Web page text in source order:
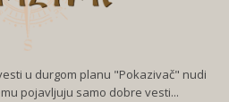
u durgom planu "Pokazivač" nudi
pojavljuju samo dobre vesti...